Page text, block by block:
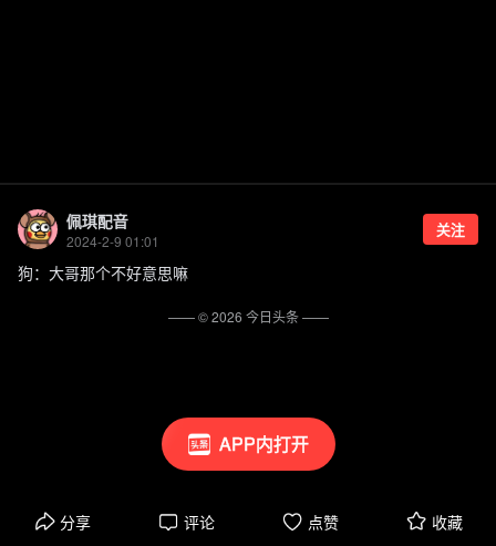
APP内打开
佩琪配音
2024-2-9 01:01
关注
狗：大哥那个不好意思嘛
分享 评论 点赞 收藏
—— ©2026 今日头条——